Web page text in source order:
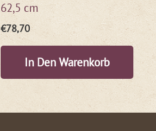
62,5 cm
€78,70
In Den Warenkorb